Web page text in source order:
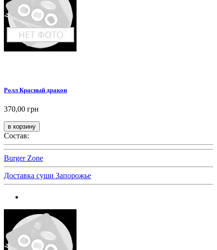
Ролл Красный дракон
370,00 грн
Состав:
Burger Zone
Доставка суши Запорожье